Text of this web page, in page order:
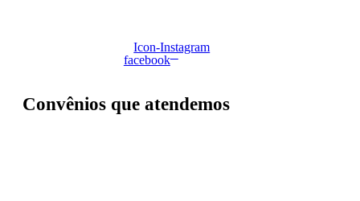
Icon-
facebook
Instagram
Convênios que atendemos